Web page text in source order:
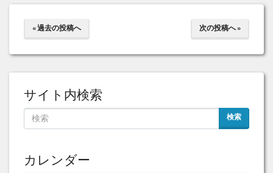
« 過去の投稿へ 次の投稿へ »
サイト内検索
検索
カレンダー